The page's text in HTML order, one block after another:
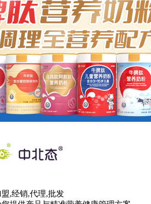
,经销,代理,批发